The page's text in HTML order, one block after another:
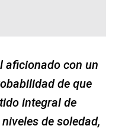
aficionado con un
de que
integral de
de soledad,